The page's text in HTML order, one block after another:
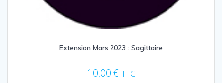
Extension Mars 2023 : Sagittaire
10,00 € TTC